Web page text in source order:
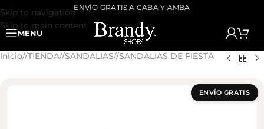
Skip to navigation
Skip to main content
ENVÍO GRATIS A CABA Y AMBA
MENU
Inicio/ TIENDA/ SANDALIAS/ SANDALIAS DE FIESTA
ENVÍO GRATIS